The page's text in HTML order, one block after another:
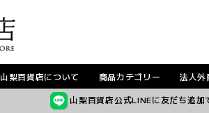
山梨百貨店について 商品カテゴリー 法人外
山梨百貨店公式LINEに友だち追加